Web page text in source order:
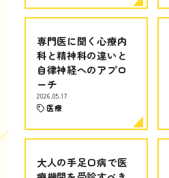
専門医に聞く心療内
科と精神科の違いと
自律神経へのアプロ
ーチ
2026.05.17
医療
大人の手足口病で医